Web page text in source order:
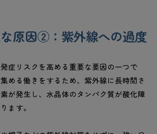
原因②：紫外線への過度
症リスクを高める重要な要因の一つで
める働きをするため、紫外線に長時間さ
が発生し、水晶体のタンパク質が酸化障
ます。